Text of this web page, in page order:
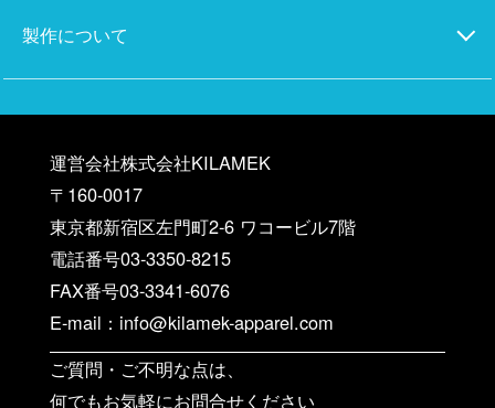
製作について
運営会社株式会社KILAMEK
〒160-0017
東京都新宿区左門町2-6 ワコービル7階
電話番号03-3350-8215
FAX番号03-3341-6076
E-mail：info@kilamek-apparel.com
ご質問・ご不明な点は、
何でもお気軽にお問合せください